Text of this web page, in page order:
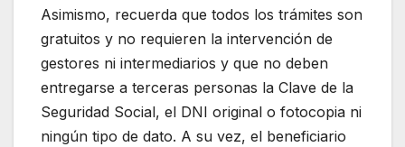
Asimismo, recuerda que todos los trámites son
gratuitos y no requieren la intervención de
gestores ni intermediarios y que no deben
entregarse a terceras personas la Clave de la
Seguridad Social, el DNI original o fotocopia ni
ningún tipo de dato. A su vez, el beneficiario